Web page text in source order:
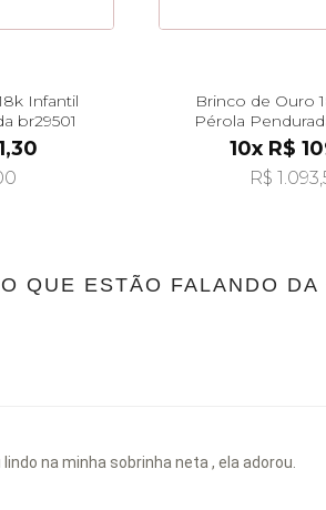
Infantil
br29501
Brinco de Ouro
Pérola
10x R$
R$
QUE ESTÃO FALANDO DA
na minha sobrinha neta , ela adorou.